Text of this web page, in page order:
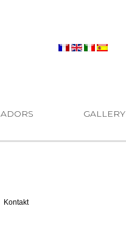
GALLERY
Kontakt